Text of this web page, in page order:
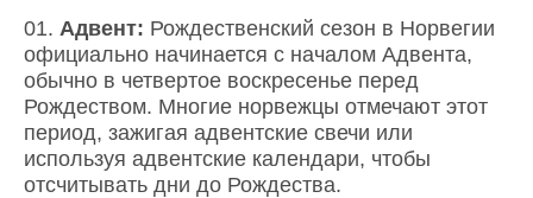
Адвент: Рождественский сезон в Норвегии
официально начинается с началом Адвента,
обычно в четвертое воскресенье перед
Рождеством. Многие норвежцы отмечают этот
период, зажигая адвентские свечи или
используя адвентские календари, чтобы
отсчитывать дни до Рождества.